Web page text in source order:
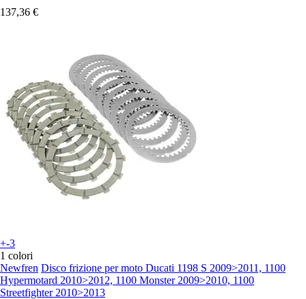
137,36 €
+-3
1 colori
Newfren Disco frizione per moto Ducati 1198 S 2009>2011, 1100
Hypermotard 2010>2012, 1100 Monster 2009>2010, 1100
Streetfighter 2010>2013